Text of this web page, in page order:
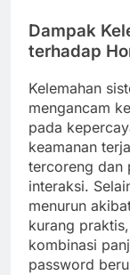
Dampak
terhadap
Kelemahan
mengancam
pada
keamanan
tercoreng dan
interaksi.
menurun
kurang
kombinasi
password